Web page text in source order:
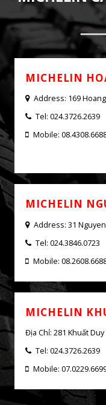
MICHELIN
Address: 169
Tel:
Mobile:
Tel: 024.3846.0723
Mobile: